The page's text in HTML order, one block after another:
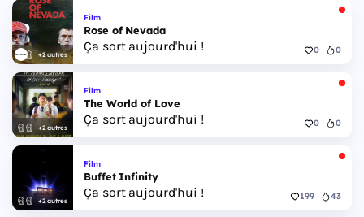
+2 autres
Film
Rose of Nevada
Ça sort aujourd'hui ! 0 0
+2 autres
Film
The World of Love
Ça sort aujourd'hui ! 0 0
+2 autres
Film
Buffet Infinity
Ça sort aujourd'hui ! 199 43